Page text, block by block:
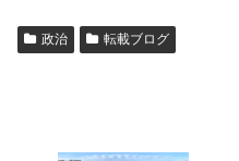
政治 転載ブログ